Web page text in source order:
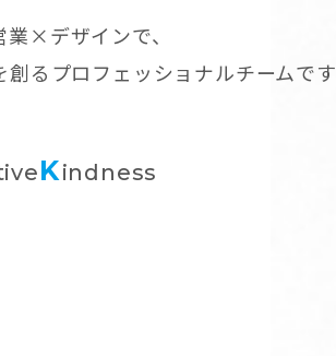
×デザインで、
創るプロフェッショナルチームです
Kindness